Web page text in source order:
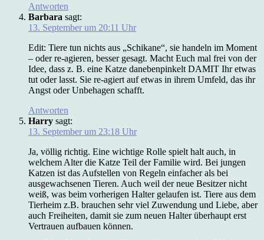
Antworten
Barbara sagt:
13. September um 20:11 Uhr
Edit: Tiere tun nichts aus „Schikane“, sie handeln im Moment
– oder re-agieren, besser gesagt. Macht Euch mal frei von der
Idee, dass z. B. eine Katze danebenpinkelt DAMIT Ihr etwas
tut oder lasst. Sie re-agiert auf etwas in ihrem Umfeld, das ihr
Angst oder Unbehagen schafft.
Antworten
Harry sagt:
13. September um 23:18 Uhr
Ja, völlig richtig. Eine wichtige Rolle spielt halt auch, in
welchem Alter die Katze Teil der Familie wird. Bei jungen
Katzen ist das Aufstellen von Regeln einfacher als bei
ausgewachsenen Tieren. Auch weil der neue Besitzer nicht
weiß, was beim vorherigen Halter gelaufen ist. Tiere aus dem
Tierheim z.B. brauchen sehr viel Zuwendung und Liebe, aber
auch Freiheiten, damit sie zum neuen Halter überhaupt erst
Vertrauen aufbauen können.